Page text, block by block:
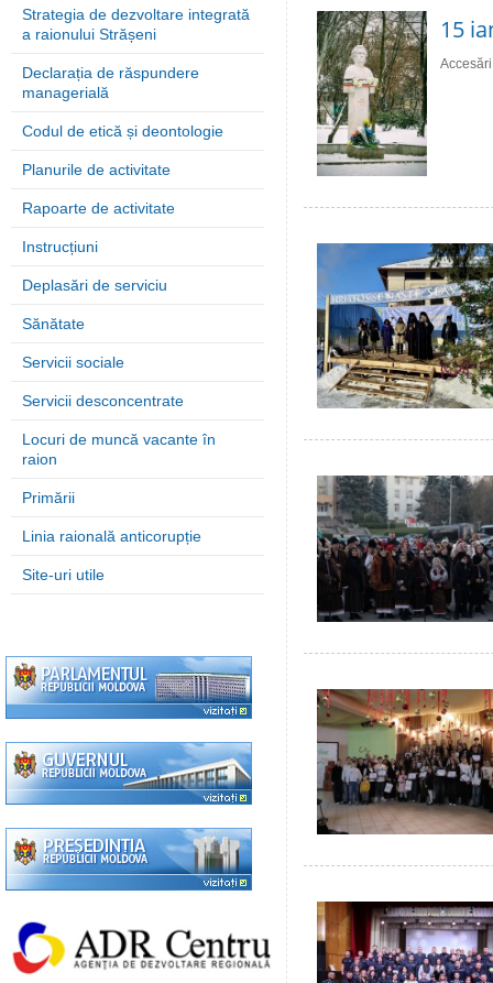
Strategia de dezvoltare integrată
a raionului Strășeni
Declarația de răspundere
managerială
Codul de etică și deontologie
Planurile de activitate
Rapoarte de activitate
Instrucțiuni
Deplasări de serviciu
Sănătate
Servicii sociale
Servicii desconcentrate
Locuri de muncă vacante în
raion
Primării
Linia raională anticorupție
Site-uri utile
15